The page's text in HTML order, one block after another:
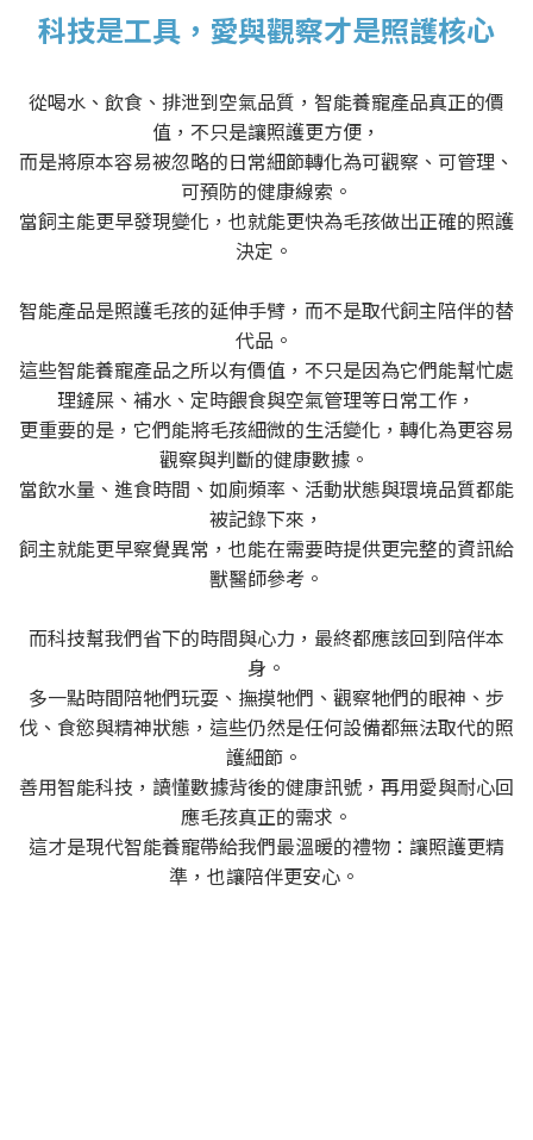
科技是工具，愛與觀察才是照護核心
從喝水、飲食、排泄到空氣品質，智能養寵產品真正的價
值，不只是讓照護更方便，
而是將原本容易被忽略的日常細節轉化為可觀察、可管理、
可預防的健康線索。
當飼主能更早發現變化，也就能更快為毛孩做出正確的照護
決定。
智能產品是照護毛孩的延伸手臂，而不是取代飼主陪伴的替
代品。
這些智能養寵產品之所以有價值，不只是因為它們能幫忙處
理鏟屎、補水、定時餵食與空氣管理等日常工作，
更重要的是，它們能將毛孩細微的生活變化，轉化為更容易
觀察與判斷的健康數據。
當飲水量、進食時間、如廁頻率、活動狀態與環境品質都能
被記錄下來，
飼主就能更早察覺異常，也能在需要時提供更完整的資訊給
獸醫師參考。
而科技幫我們省下的時間與心力，最終都應該回到陪伴本
身。
多一點時間陪牠們玩耍、撫摸牠們、觀察牠們的眼神、步
伐、食慾與精神狀態，這些仍然是任何設備都無法取代的照
護細節。
善用智能科技，讀懂數據背後的健康訊號，再用愛與耐心回
應毛孩真正的需求。
這才是現代智能養寵帶給我們最溫暖的禮物：讓照護更精
準，也讓陪伴更安心。